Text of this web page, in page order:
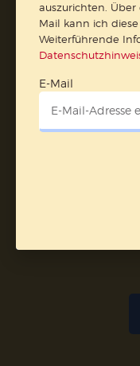
AGB und
auszurichten.
Mail kann ich
Weiterführende
E-Mail